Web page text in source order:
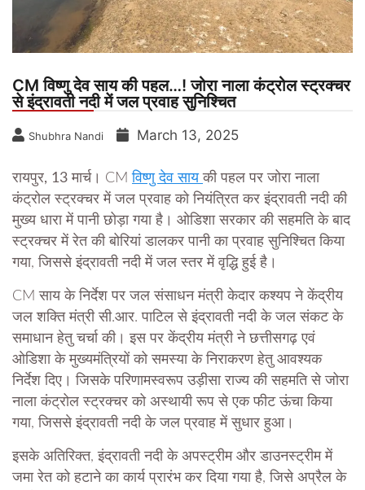
CM विष्णु देव साय की पहल…! जोरा नाला कंट्रोल स्ट्रक्चर
से इंद्रावती नदी में जल प्रवाह सुनिश्चित
Shubhra Nandi March 13, 2025
रायपुर, 13 मार्च। CMविष्णु देव सायकी पहल पर जोरा नाला
कंट्रोल स्ट्रक्चर में जल प्रवाह को नियंत्रित कर इंद्रावती नदी की
मुख्य धारा में पानी छोड़ा गया है। ओडिशा सरकार की सहमति के बाद
स्ट्रक्चर में रेत की बोरियां डालकर पानी का प्रवाह सुनिश्चित किया
गया, जिससे इंद्रावती नदी में जल स्तर में वृद्धि हुई है।
CM साय के निर्देश पर जल संसाधन मंत्री केदार कश्यप ने केंद्रीय
जल शक्ति मंत्री सी.आर. पाटिल से इंद्रावती नदी के जल संकट के
समाधान हेतु चर्चा की। इस पर केंद्रीय मंत्री ने छत्तीसगढ़ एवं
ओडिशा के मुख्यमंत्रियों को समस्या के निराकरण हेतु आवश्यक
निर्देश दिए। जिसके परिणामस्वरूप उड़ीसा राज्य की सहमति से जोरा
नाला कंट्रोल स्ट्रक्चर को अस्थायी रूप से एक फीट ऊंचा किया
गया, जिससे इंद्रावती नदी के जल प्रवाह में सुधार हुआ।
इसके अतिरिक्त, इंद्रावती नदी के अपस्ट्रीम और डाउनस्ट्रीम में
जमा रेत को हटाने का कार्य प्रारंभ कर दिया गया है, जिसे अप्रैल के